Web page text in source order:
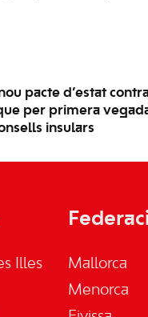
pacte d’estat
per primera
insulars
Illes
Mallorca
Menorca